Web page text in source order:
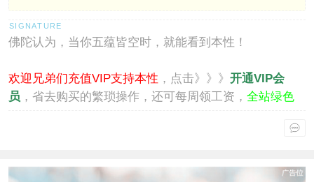
佛陀认为，当你五蕴皆空时，就能看到本性！
欢迎兄弟们充值VIP支持本性 ，点击》》》 开通VIP会
员 ，省去购买的繁琐操作，还可每周领工资， 全站绿色